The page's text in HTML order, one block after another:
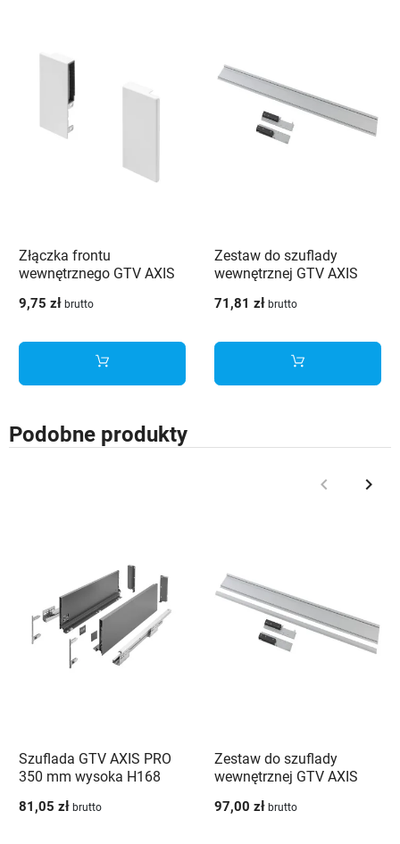
Złączka frontu
wewnętrznego GTV AXIS
AXISPRO-WEWMOCA1
9,75 zł brutto
Zestaw do szuflady
wewnętrznej GTV AXIS
AXISPRO-ZESWEW-A1
71,81 zł brutto
Podobne produkty
Poprzedni
keyboard_arrow_left keyboard_arrow_right
Szuflada GTV AXIS PRO
350 mm wysoka H168
KPL350C
81,05 zł brutto
Zestaw do szuflady
wewnętrznej GTV AXIS
PB-AXISPRO-ZESWEW-D1
97,00 zł brutto